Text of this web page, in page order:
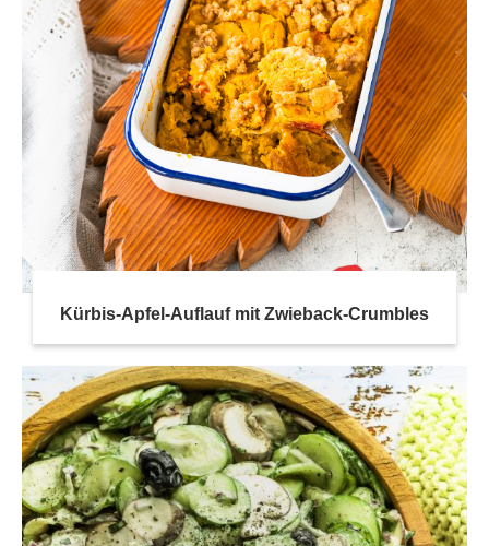
Kürbis-Apfel-Auflauf mit Zwieback-Crumbles